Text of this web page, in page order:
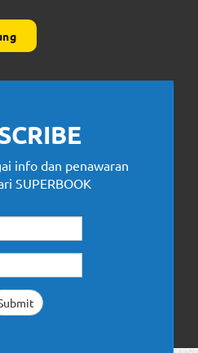
info dan penawaran
SUPERBOOK